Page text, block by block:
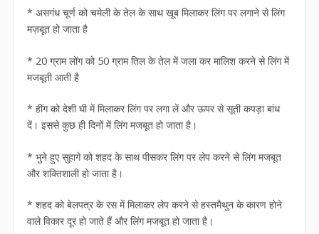
* असगंध चूर्ण को चमेली के तेल के साथ खूब मिलाकर लिंग पर लगाने से लिंग
मज़बूत हो जाता है
* 20 ग्राम लोंग को 50 ग्राम तिल के तेल में जला कर मालिश करने से लिंग में
मजबूती आती है
* हींग को देशी घी में मिलाकर लिंग पर लगा लें और ऊपर से सूती कपड़ा बांध
दें। इससे कुछ ही दिनों में लिंग मजबूत हो जाता है।
* भुने हुए सुहागे को शहद के साथ पीसकर लिंग पर लेप करने से लिंग मजबूत
और शक्तिशाली हो जाता है।
* शहद को बेलपत्र के रस में मिलाकर लेप करने से हस्तमैथुन के कारण होने
वाले विकार दूर हो जाते हैं और लिंग मजबूत हो जाता है।